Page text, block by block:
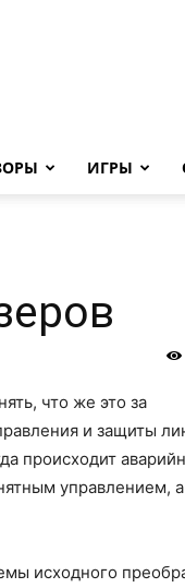
ИГРЫ
что же это за
и защиты
происходит
управлением,
исходного